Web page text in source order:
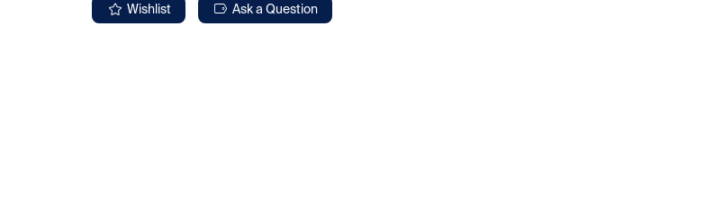
Wishlist Ask a Question